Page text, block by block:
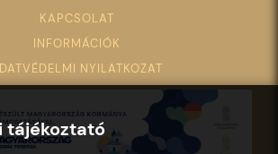
KAPCSOLAT
INFORMÁCIÓK
NYILATKOZAT
tájékoztató